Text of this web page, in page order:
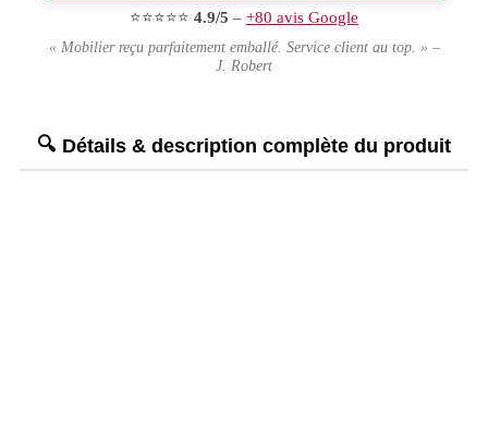
⭐⭐⭐⭐⭐ 4.9/5 – +80 avis Google
« Mobilier reçu parfaitement emballé. Service client au top. » –
J. Robert
Détails & description complète du produit